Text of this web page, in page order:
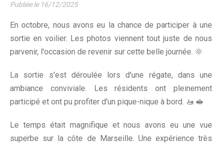
Publiée le 16/12/2025
En octobre, nous avons eu la chance de participer à une
sortie en voilier. Les photos viennent tout juste de nous
parvenir, l'occasion de revenir sur cette belle journée. 🌞
La sortie s'est déroulée lors d'une régate, dans une
ambiance conviviale. Les résidents ont pleinement
participé et ont pu profiter d'un pique-nique à bord. 🚤 🥪
Le temps était magnifique et nous avons eu une vue
superbe sur la côte de Marseille. Une expérience très